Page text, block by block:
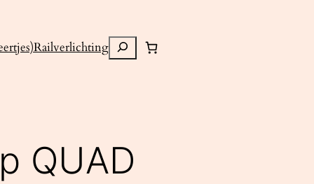
RailverlichtingZoeken
QUAD